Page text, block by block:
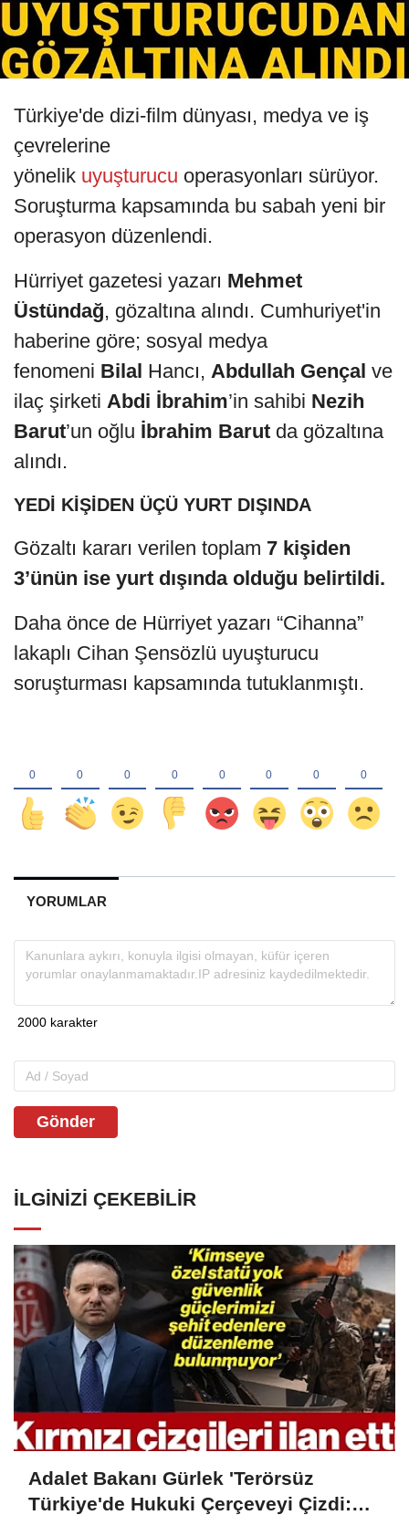
Türkiye'de dizi-film dünyası, medya ve iş
çevrelerine
yönelik uyuşturucu operasyonları sürüyor.
Soruşturma kapsamında bu sabah yeni bir
operasyon düzenlendi.
Hürriyet gazetesi yazarı Mehmet
Üstündağ, gözaltına alındı. Cumhuriyet'in
haberine göre; sosyal medya
fenomeni Bilal Hancı, Abdullah Gençal ve
ilaç şirketi Abdi İbrahim’in sahibi Nezih
Barut’un oğlu İbrahim Barut da gözaltına
alındı.
YEDİ KİŞİDEN ÜÇÜ YURT DIŞINDA
Gözaltı kararı verilen toplam 7 kişiden
3’ünün ise yurt dışında olduğu belirtildi.
Daha önce de Hürriyet yazarı “Cihanna”
lakaplı Cihan Şensözlü uyuşturucu
soruşturması kapsamında tutuklanmıştı.
YORUMLAR
Gönder
İLGINIZI ÇEKEBILIR
Adalet Bakanı Gürlek 'Terörsüz
Türkiye'de Hukuki Çerçeveyi Çizdi: